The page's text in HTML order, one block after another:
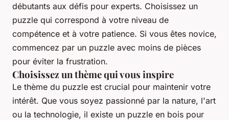
débutants aux défis pour experts. Choisissez un
puzzle qui correspond à votre niveau de
compétence et à votre patience. Si vous êtes novice,
commencez par un puzzle avec moins de pièces
pour éviter la frustration.
Choisissez un thème qui vous inspire
Le thème du puzzle est crucial pour maintenir votre
intérêt. Que vous soyez passionné par la nature, l'art
ou la technologie, il existe un puzzle en bois pour